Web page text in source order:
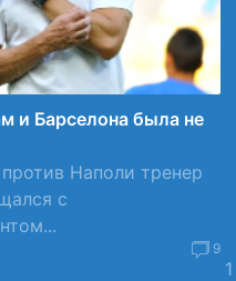
и Барселона была не
Наполи тренер
с
9
1